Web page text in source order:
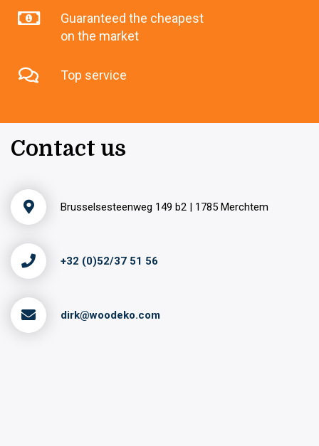
Guaranteed the cheapest
on the market
Top service
Contact us
Brusselsesteenweg 149 b2 | 1785 Merchtem
+32 (0)52/37 51 56
dirk@woodeko.com